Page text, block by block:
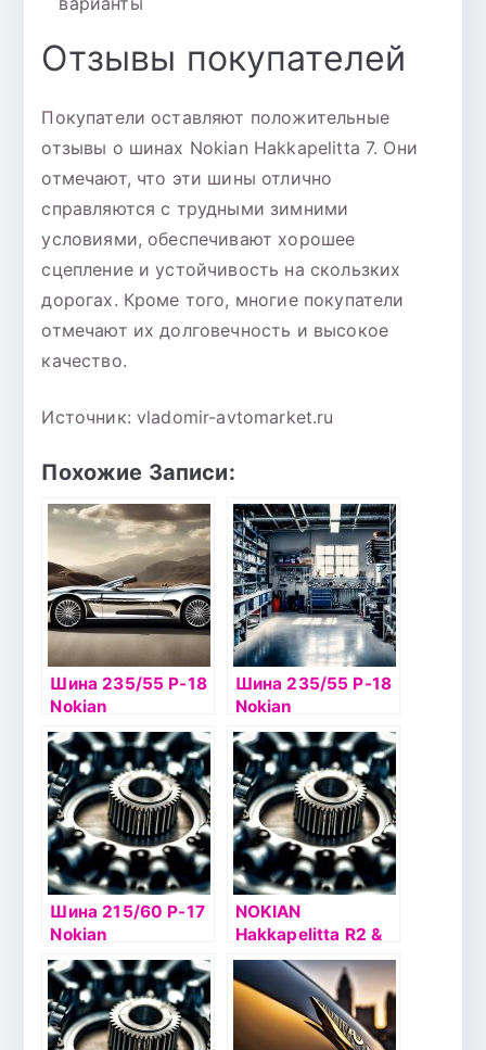
Отзывы покупателей
Покупатели оставляют положительные
отзывы о шинах Nokian Hakkapelitta 7. Они
отмечают, что эти шины отлично
справляются с трудными зимними
условиями, обеспечивают хорошее
сцепление и устойчивость на скользких
дорогах. Кроме того, многие покупатели
отмечают их долговечность и высокое
качество.
Источник: vladomir-avtomarket.ru
Похожие Записи:
Шина 235/55 Р-18
Nokian
Hakkapelitta 9 SUV
104T б/к шип
Шина 235/55 Р-18
Nokian
Hakkapelitta 8 SUV
104T б/к шип
Шина 215/60 Р-17
Nokian
Hakkapelitta 8 SUV
100T б/к шип
NOKIAN
Hakkapelitta R2 &
NOKIAN
HAKKAPELIITTA R2